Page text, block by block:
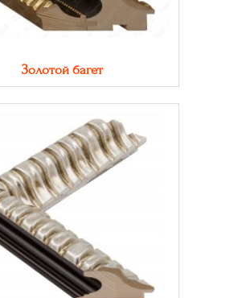
Золотой багет